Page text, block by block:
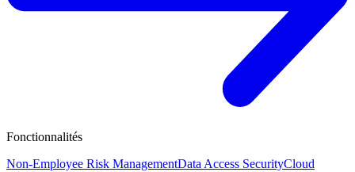
Fonctionnalités
Non-Employee Risk ManagementData Access SecurityCloud